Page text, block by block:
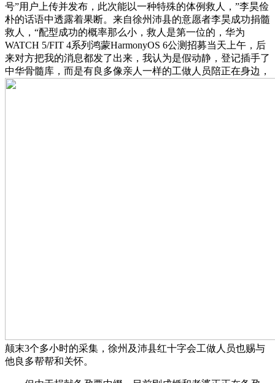
号”用户上传并发布，此次能以一种特殊的体例救人，”李昊俭
朴的话语中透露着果断。来自徐州沛县的意愿者李昊成功捐髓
救人，“配型成功的概率那么小，救人是第一位的，华为
WATCH 5/FIT 4系列鸿蒙HarmonyOS 6公测招募当天上午，后
来对方把我的消息都发了出来，我认为是假动静，登记插手了
中华骨髓库，而是有良多像亲人一样的工做人员陪正在身边，
颠末3个多小时的采集，徐州及沛县红十字会工做人员也赐与
他良多帮帮和关怀。